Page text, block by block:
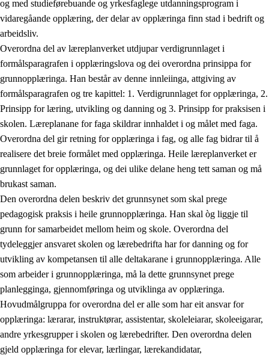
og med studieførebuande og yrkesfaglege utdanningsprogram i
vidaregåande opplæring, der delar av opplæringa finn stad i bedrift og
arbeidsliv.
Overordna del av læreplanverket utdjupar verdigrunnlaget i
formålsparagrafen i opplæringslova og dei overordna prinsippa for
grunnopplæringa. Han består av denne innleiinga, attgiving av
formålsparagrafen og tre kapittel: 1. Verdigrunnlaget for opplæringa, 2.
Prinsipp for læring, utvikling og danning og 3. Prinsipp for praksisen i
skolen. Læreplanane for faga skildrar innhaldet i og målet med faga.
Overordna del gir retning for opplæringa i fag, og alle fag bidrar til å
realisere det breie formålet med opplæringa. Heile læreplanverket er
grunnlaget for opplæringa, og dei ulike delane heng tett saman og må
brukast saman.
Den overordna delen beskriv det grunnsynet som skal prege
pedagogisk praksis i heile grunnopplæringa. Han skal òg liggje til
grunn for samarbeidet mellom heim og skole. Overordna del
tydeleggjer ansvaret skolen og lærebedrifta har for danning og for
utvikling av kompetansen til alle deltakarane i grunnopplæringa. Alle
som arbeider i grunnopplæringa, må la dette grunnsynet prege
planlegginga, gjennomføringa og utviklinga av opplæringa.
Hovudmålgruppa for overordna del er alle som har eit ansvar for
opplæringa: lærarar, instruktørar, assistentar, skoleleiarar, skoleeigarar,
andre yrkesgrupper i skolen og lærebedrifter. Den overordna delen
gjeld opplæringa for elevar, lærlingar, lærekandidatar,